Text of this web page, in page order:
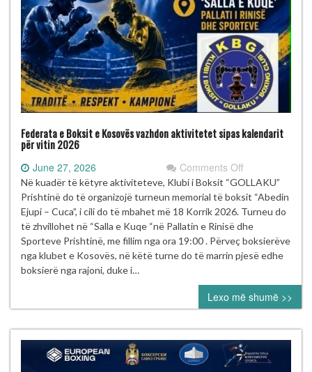
Federata e Boksit e Kosovës vazhdon aktivitetet sipas kalendarit
për vitin 2026
June 27, 2026 Comments Offon
Federata
e
Boksit
e
Kosovës
vazhdon
sipas
kalendarit
për
vitin
2026
Në kuadër të këtyre aktiviteteve, Klubi i Boksit “GOLLAKU”
Prishtinë do të organizojë turneun memorial të boksit “Abedin
Ejupi – Cuca”, i cili do të mbahet më 18 Korrik 2026. Turneu do
të zhvillohet në “Salla e Kuqe “në Pallatin e Rinisë dhe
Sporteve Prishtinë, me fillim nga ora 19:00 . Përveç boksierëve
nga klubet e Kosovës, në këtë turne do të marrin pjesë edhe
boksierë nga rajoni, duke i…
Lexo më shumë >>